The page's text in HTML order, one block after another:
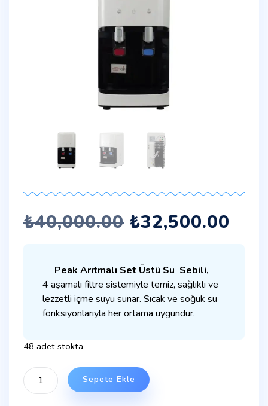
₺40,000.00 ₺32,500.00
Peak Arıtmalı Set Üstü Su Sebili,
4 aşamalı filtre sistemiyle temiz, sağlıklı ve
lezzetli içme suyu sunar. Sıcak ve soğuk su
fonksiyonlarıyla her ortama uygundur.
48 adet stokta
Sepete Ekle